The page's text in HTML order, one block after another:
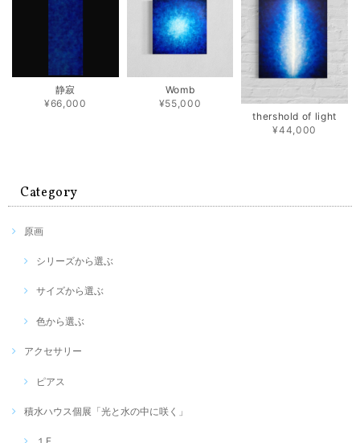
静寂
¥66,000
Womb
¥55,000
thershold of light
¥44,000
Category
原画
シリーズから選ぶ
サイズから選ぶ
色から選ぶ
アクセサリー
ピアス
積水ハウス個展「光と水の中に咲く」